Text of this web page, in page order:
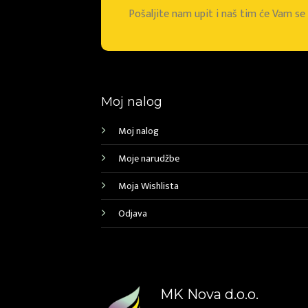
Pošaljite nam upit i naš tim će Vam
Moj nalog
Moj nalog
Moje narudžbe
Moja Wishlista
Odjava
MK Nova d.o.o.